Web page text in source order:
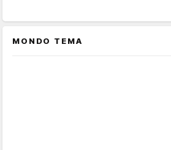
MONDO TEMA